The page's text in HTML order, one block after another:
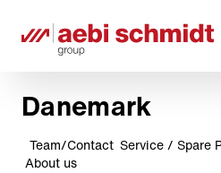
Danemark
Team/Contact Service / Spare
About us